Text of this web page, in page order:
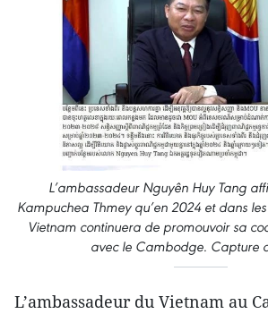
L’ambassadeur Nguyên Huy Tang
Kampuchea Thmey qu’en 2024 et dans
Vietnam continuera de promouvoir sa
avec le Cambodge. Capture
L’ambassadeur du Vietnam au